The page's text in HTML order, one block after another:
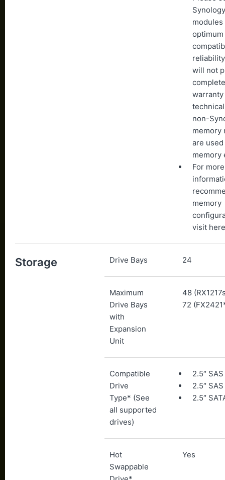
optimum
will not
non-
memory
are
memory
For more
memory
visit
Storage Drive Bays 24
Maximum
Drive Bays
with
Expansion
Unit
48
72
Compatible
Drive
Type* (See
all supported
drives)
2.5″
2.5″
2.5″
Hot
Swappable
Yes